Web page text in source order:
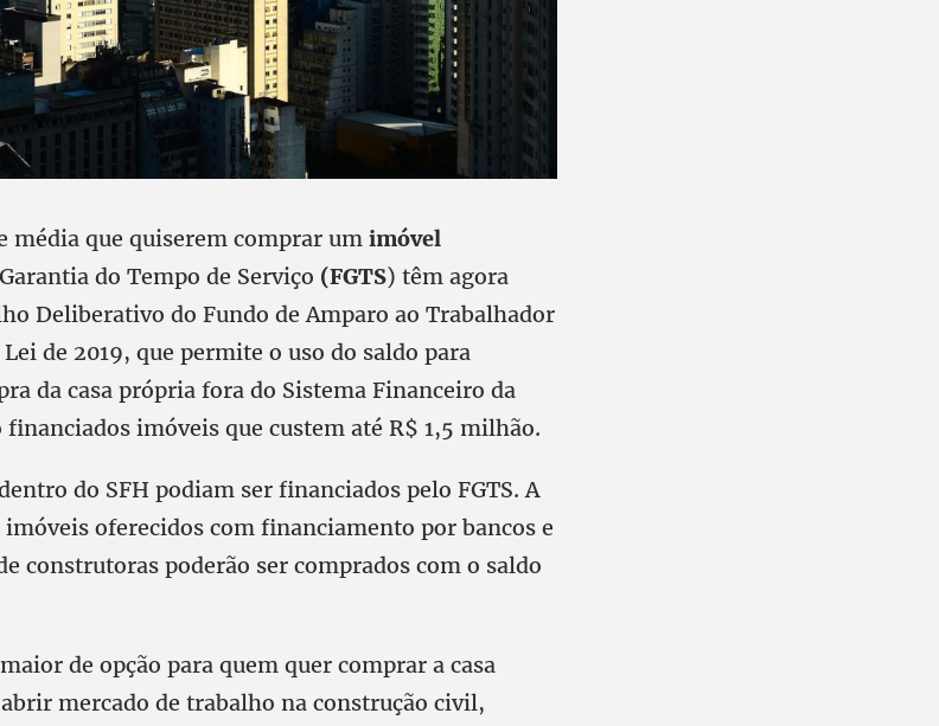
média que quiserem comprar um imóvel
do Tempo de Serviço (FGTS) têm agora
Deliberativo do Fundo de Amparo ao Trabalhador
de 2019, que permite o uso do saldo para
da casa própria fora do Sistema Financeiro da
financiados imóveis que custem até R$ 1,5 milhão.
do SFH podiam ser financiados pelo FGTS. A
oferecidos com financiamento por bancos e
construtoras poderão ser comprados com o saldo
de opção para quem quer comprar a casa
mercado de trabalho na construção civil,